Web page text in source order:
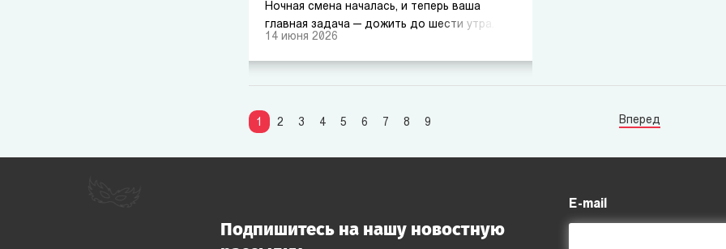
Ночная смена началась, и теперь ваша
главная задача — дожить до шести утра.
Уникальная вселенная, зародившаяся как
видеоигра и переросшая в культовый
квест — это не просто игра на экране, это
возможность лично шагнуть в мрачный
14 июня 2026
1 2 3 4 5 6 7 8 9 Вперед
Подпишитесь на нашу новостную
E-mail